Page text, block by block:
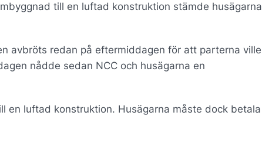
till en luftad konstruktion stämde husägarna
avbröts redan på eftermiddagen för att parterna ville
nådde sedan NCC och husägarna en
en luftad konstruktion. Husägarna måste dock betala